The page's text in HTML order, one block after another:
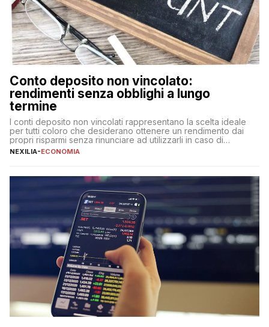
Conto deposito non vincolato:
rendimenti senza obblighi a lungo
termine
I conti deposito non vincolati rappresentano la scelta ideale
per tutti coloro che desiderano ottenere un rendimento dai
propri risparmi senza rinunciare ad utilizzarli in caso di
necessità. A differenza delle forme vincolate tradizionali,
flessibilità e rendimento. Come funzionano […]
NEXILIA-ECONOMIA